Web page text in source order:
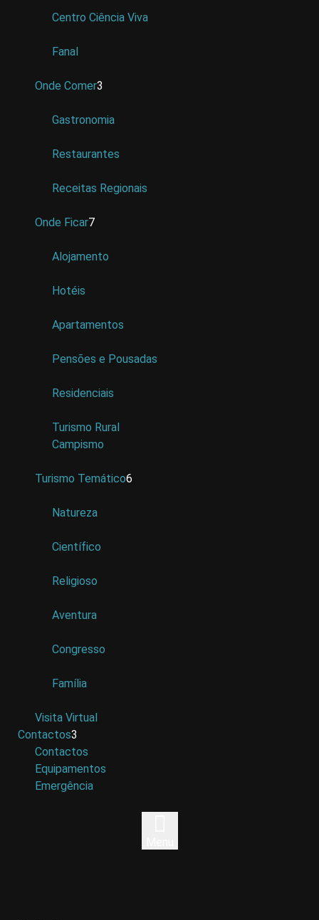
Centro Ciência Viva
Fanal
Onde Comer3
Gastronomia
Restaurantes
Receitas Regionais
Onde Ficar7
Alojamento
Hotéis
Apartamentos
Pensões e Pousadas
Residenciais
Turismo Rural
Campismo
Turismo Temático6
Natureza
Científico
Religioso
Aventura
Congresso
Família
Visita Virtual
Contactos3
Contactos
Equipamentos
Emergência